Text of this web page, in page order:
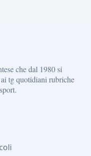
che dal 1980 si
tg quotidiani rubriche